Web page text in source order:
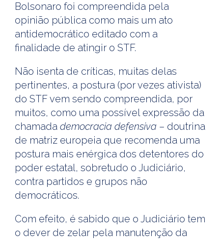
Bolsonaro foi compreendida pela
opinião pública como mais um ato
antidemocrático editado com a
finalidade de atingir o STF.
Não isenta de críticas, muitas delas
pertinentes, a postura (por vezes ativista)
do STF vem sendo compreendida, por
muitos, como uma possível expressão da
chamada democracia defensiva – doutrina
de matriz europeia que recomenda uma
postura mais enérgica dos detentores do
poder estatal, sobretudo o Judiciário,
contra partidos e grupos não
democráticos.
Com efeito, é sabido que o Judiciário tem
o dever de zelar pela manutenção da